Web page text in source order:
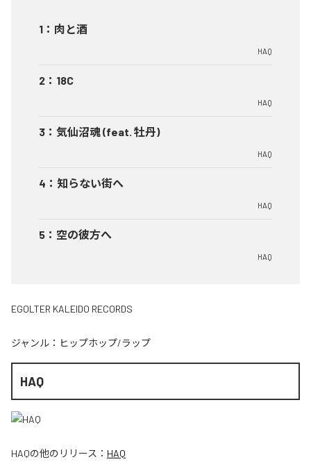
1 ： 肉と酒
HAQ
2 ： 18C
HAQ
3 ： 気仙沼魂 (feat. 牡丹)
HAQ
4 ： 知らない街へ
HAQ
5 ： 空の彼方へ
HAQ
EGOLTER KALEIDO RECORDS
ジャンル： ヒップホップ/ラップ
HAQ
HAQの他のリリース： HAQ